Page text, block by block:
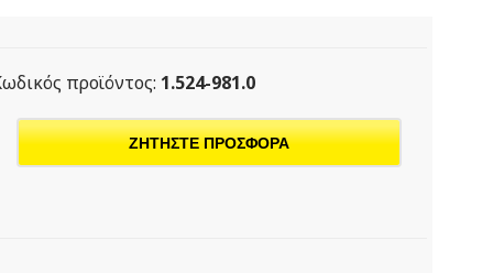
προϊόντος: 1.524-981.0
ΖΗΤΗΣΤΕ ΠΡΟΣΦΟΡΑ